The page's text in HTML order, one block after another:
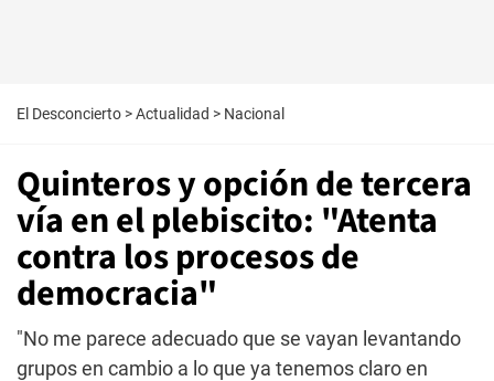
El Desconcierto >Actualidad > Nacional
Quinteros y opción de tercera
vía en el plebiscito: "Atenta
contra los procesos de
democracia"
"No me parece adecuado que se vayan levantando
grupos en cambio a lo que ya tenemos claro en